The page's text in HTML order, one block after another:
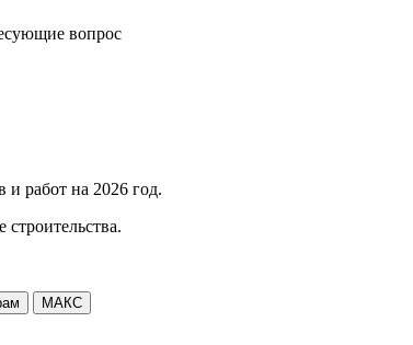
вопрос
и работ на 2026 год.
МАКС